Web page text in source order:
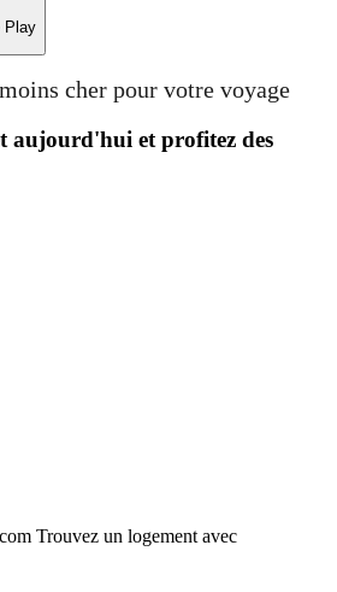
Play
cher pour votre voyage
aujourd'hui et profitez des
Trouvez un logement avec